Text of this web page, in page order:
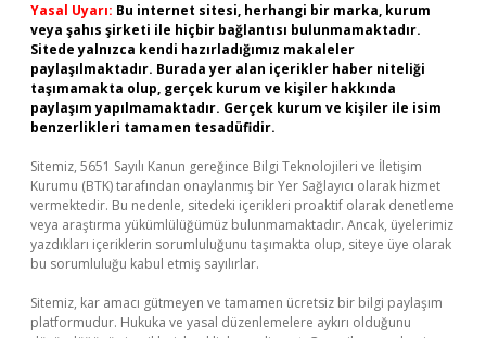
Yasal Uyarı: Bu internet sitesi, herhangi bir marka, kurum
veya şahıs şirketi ile hiçbir bağlantısı bulunmamaktadır.
Sitede yalnızca kendi hazırladığımız makaleler
paylaşılmaktadır. Burada yer alan içerikler haber niteliği
taşımamakta olup, gerçek kurum ve kişiler hakkında
paylaşım yapılmamaktadır. Gerçek kurum ve kişiler ile isim
benzerlikleri tamamen tesadüfidir.
Sitemiz, 5651 Sayılı Kanun gereğince Bilgi Teknolojileri ve İletişim
Kurumu (BTK) tarafından onaylanmış bir Yer Sağlayıcı olarak hizmet
vermektedir. Bu nedenle, sitedeki içerikleri proaktif olarak denetleme
veya araştırma yükümlülüğümüz bulunmamaktadır. Ancak, üyelerimiz
yazdıkları içeriklerin sorumluluğunu taşımakta olup, siteye üye olarak
bu sorumluluğu kabul etmiş sayılırlar.
Sitemiz, kar amacı gütmeyen ve tamamen ücretsiz bir bilgi paylaşım
platformudur. Hukuka ve yasal düzenlemelere aykırı olduğunu